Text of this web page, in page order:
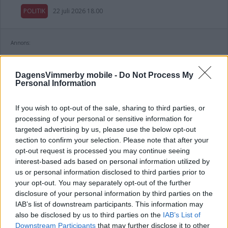
DagensVimmerby mobile - Do Not Process My
Personal Information
If you wish to opt-out of the sale, sharing to third parties, or
processing of your personal or sensitive information for
targeted advertising by us, please use the below opt-out
section to confirm your selection. Please note that after your
opt-out request is processed you may continue seeing
interest-based ads based on personal information utilized by
us or personal information disclosed to third parties prior to
your opt-out. You may separately opt-out of the further
disclosure of your personal information by third parties on the
IAB’s list of downstream participants. This information may
also be disclosed by us to third parties on the IAB’s List of
Downstream Participants that may further disclose it to other
POLITIK 22 juli 2026 18.00
Annons:
Var tredje kvinna utsatt för våld –
toppolitiker vill se ökat stöd
POLITIK 21 juli 2026 04.00
Kalmar län förlorar mandat i riksdagen
– lokala politikerna får extra tufft
POLITIK 19 juli 2026 12.00